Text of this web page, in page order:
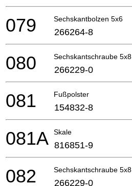
Sechskantbolzen 5x6
079 266264-8
Sechskantschraube 5x8
080 266229-0
Fußpolster
081 154832-8
Skale
081A 816851-9
Sechskantschraube 5x8
082 266229-0